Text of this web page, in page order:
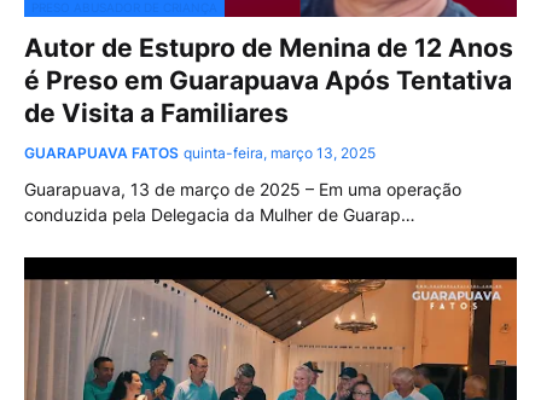
Autor de Estupro de Menina de 12 Anos
é Preso em Guarapuava Após Tentativa
de Visita a Familiares
GUARAPUAVA FATOS quinta-feira, março 13, 2025
Guarapuava, 13 de março de 2025 – Em uma operação
conduzida pela Delegacia da Mulher de Guarap…